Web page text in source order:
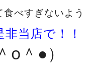
べすぎないよう
当店で！！
＾●）